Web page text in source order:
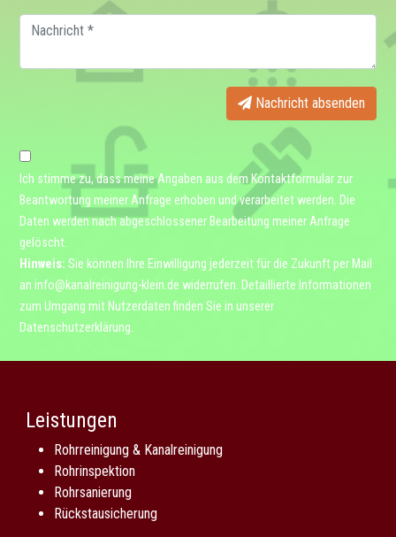
Nachricht absenden
Ich stimme zu, dass meine Angaben aus dem Kontaktformular zur
Beantwortung meiner Anfrage erhoben und verarbeitet werden. Die
Daten werden nach abgeschlossener Bearbeitung meiner Anfrage
gelöscht.
Hinweis: Sie können Ihre Einwilligung jederzeit für die Zukunft per Mail
an info@kanalreinigung-klein.de widerrufen. Detaillierte Informationen
zum Umgang mit Nutzerdaten finden Sie in unserer
Datenschutzerklärung.
Leistungen
Rohrreinigung & Kanalreinigung
Rohrinspektion
Rohrsanierung
Rückstausicherung